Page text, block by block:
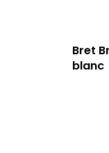
Bret
blanc